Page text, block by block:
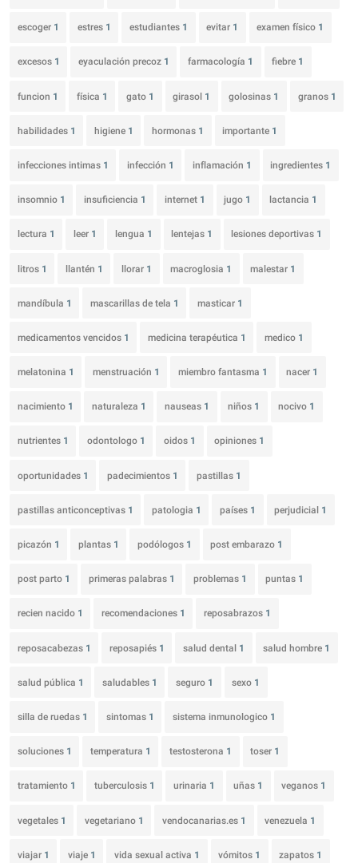
escoger 1 estres 1 estudiantes 1 evitar 1 examen físico 1
excesos 1 eyaculación precoz 1 farmacología 1 fiebre 1
funcion 1 física 1 gato 1 girasol 1 golosinas 1 granos 1
habilidades 1 higiene 1 hormonas 1 importante 1
infecciones intimas 1 infección 1 inflamación 1 ingredientes 1
insomnio 1 insuficiencia 1 internet 1 jugo 1 lactancia 1
lectura 1 leer 1 lengua 1 lentejas 1 lesiones deportivas 1
litros 1 llantén 1 llorar 1 macroglosia 1 malestar 1
mandíbula 1 mascarillas de tela 1 masticar 1
medicamentos vencidos 1 medicina terapéutica 1 medico 1
melatonina 1 menstruación 1 miembro fantasma 1 nacer 1
nacimiento 1 naturaleza 1 nauseas 1 niños 1 nocivo 1
nutrientes 1 odontologo 1 oidos 1 opiniones 1
oportunidades 1 padecimientos 1 pastillas 1
pastillas anticonceptivas 1 patologia 1 países 1 perjudicial 1
picazón 1 plantas 1 podólogos 1 post embarazo 1
post parto 1 primeras palabras 1 problemas 1 puntas 1
recien nacido 1 recomendaciones 1 reposabrazos 1
reposacabezas 1 reposapiés 1 salud dental 1 salud hombre 1
salud pública 1 saludables 1 seguro 1 sexo 1
silla de ruedas 1 sintomas 1 sistema inmunologico 1
soluciones 1 temperatura 1 testosterona 1 toser 1
tratamiento 1 tuberculosis 1 urinaria 1 uñas 1 veganos 1
vegetales 1 vegetariano 1 vendocanarias.es 1 venezuela 1
viajar 1 viaje 1 vida sexual activa 1 vómitos 1 zapatos 1